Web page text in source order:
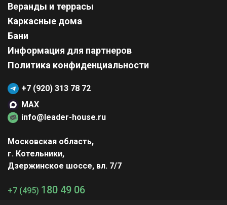
Веранды и террасы
Каркасные дома
Бани
Информация для партнеров
Политика конфиденциальности
+7 (920) 313 78 72
MAX
info@leader-house.ru
Московская область,
г. Котельники,
Дзержинское шоссе, вл. 7/7
+7 (495) 180 49 06